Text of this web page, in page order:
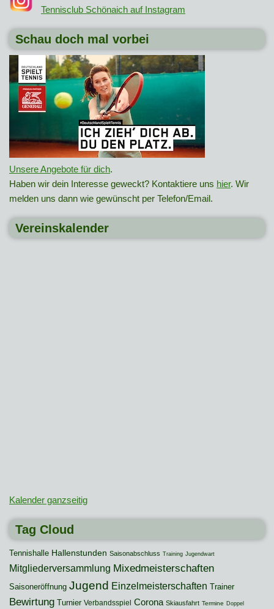
Tennisclub Schönaich auf Instagram
Schau doch mal vorbei
Unsere Angebote für dich.
Haben wir dein Interesse geweckt? Kontaktiere uns hier. Wir
melden uns dann wie gewünscht per Telefon/Email.
Vereinskalender
Kalender ganzseitig
Tag Cloud
Tennishalle Hallenstunden Saisonabschluss Training Jugendwart
Mitgliederversammlung Mixedmeisterschaften
Saisoneröffnung Jugend Einzelmeisterschaften Trainer
Bewirtung Turnier Verbandsspiel Corona Skiausfahrt Termine Doppel